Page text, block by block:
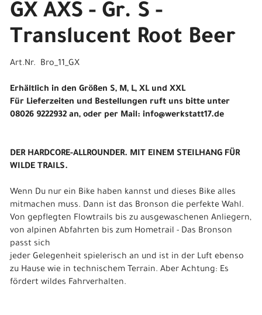
GX AXS - Gr. S -
Translucent Root Beer
Art.Nr. Bro_11_GX
Erhältlich in den Größen S, M, L, XL und XXL
Für Lieferzeiten und Bestellungen ruft uns bitte unter
08026 9222932 an, oder per Mail: info@werkstatt17.de
DER HARDCORE-ALLROUNDER. MIT EINEM STEILHANG FÜR
WILDE TRAILS.
Wenn Du nur ein Bike haben kannst und dieses Bike alles
mitmachen muss. Dann ist das Bronson die perfekte Wahl.
Von gepflegten Flowtrails bis zu ausgewaschenen Anliegern,
von alpinen Abfahrten bis zum Hometrail - Das Bronson
passt sich
jeder Gelegenheit spielerisch an und ist in der Luft ebenso
zu Hause wie in technischem Terrain. Aber Achtung: Es
fördert wildes Fahrverhalten.